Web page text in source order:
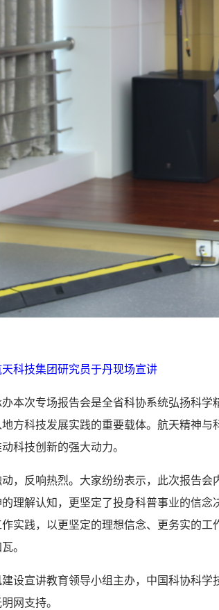
科技集团研究员于丹现场宣讲
次专场报告会是全省科协系统弘扬科学
方科技发展实践的重要载体。航天精神与
科技创新的强大动力。
反响热烈。大家纷纷表示，此次报告会
理解认知，更坚定了投身科普事业的信念
实践，以更坚定的理想信念、更务实的工
。
宣讲教育领导小组主办，中国科协科学
网支持。